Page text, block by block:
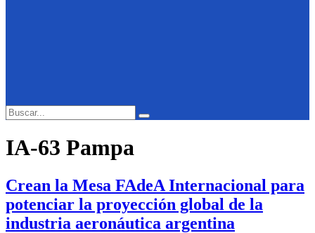
Search
for:
Search
IA-63 Pampa
Crean la Mesa FAdeA Internacional para
potenciar la proyección global de la
industria aeronáutica argentina